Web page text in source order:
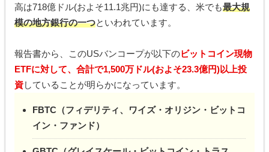
高は718億ドル(およそ11.1兆円)にも達する、米でも最大規
模の地方銀行の一つといわれています。
報告書から、このUSバンコープが以下のビットコイン現物
ETFに対して、合計で1,500万ドル(およそ23.3億円)以上投
資していることが明らかになっています。
FBTC（フィデリティ、ワイズ・オリジン・ビットコ
イン・ファンド）